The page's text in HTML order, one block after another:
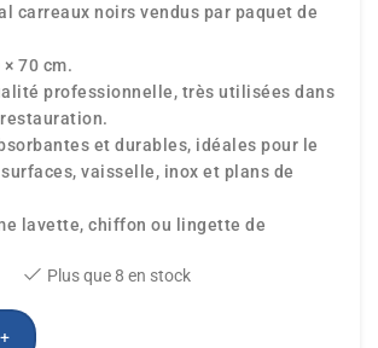
carreaux noirs vendus par paquet de
70 cm.
professionnelle, très utilisées dans
et durables, idéales pour le
vaisselle, inox et plans de
lavette, chiffon ou lingette de
Plus que 8 en stock
+